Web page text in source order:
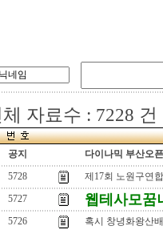
자료수 : 7228 건
공지
다이나믹 부산오
5728
제17회 노원구연
5727
웹테사모꿈
5726
혹시 창녕화왕산